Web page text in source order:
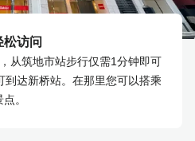
松访问
从筑地市站步行仅需1分钟即可
达新桥站。在那里您可以搭乘
。